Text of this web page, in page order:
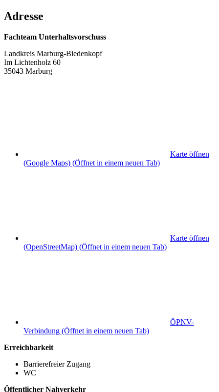
Adresse
Fachteam Unterhaltsvorschuss
Landkreis Marburg-Biedenkopf
Im Lichtenholz 60
35043 Marburg
Karte öffnen
(Google Maps) (Öffnet in einem neuen Tab)
Karte öffnen
(OpenStreetMap) (Öffnet in einem neuen Tab)
ÖPNV-
Verbindung (Öffnet in einem neuen Tab)
Erreichbarkeit
Barrierefreier Zugang
WC
Öffentlicher Nahverkehr